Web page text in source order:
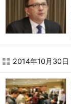
2014年10月30日